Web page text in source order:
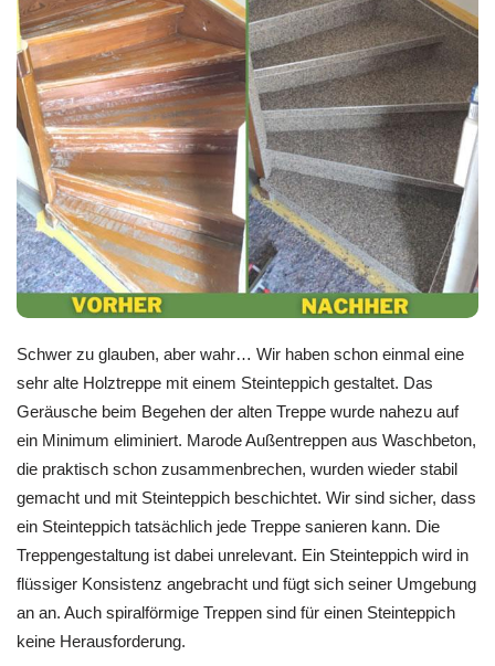
Schwer zu glauben, aber wahr… Wir haben schon einmal eine
sehr alte Holztreppe mit einem Steinteppich gestaltet. Das
Geräusche beim Begehen der alten Treppe wurde nahezu auf
ein Minimum eliminiert. Marode Außentreppen aus Waschbeton,
die praktisch schon zusammenbrechen, wurden wieder stabil
gemacht und mit Steinteppich beschichtet. Wir sind sicher, dass
ein Steinteppich tatsächlich jede Treppe sanieren kann. Die
Treppengestaltung ist dabei unrelevant. Ein Steinteppich wird in
flüssiger Konsistenz angebracht und fügt sich seiner Umgebung
an an. Auch spiralförmige Treppen sind für einen Steinteppich
keine Herausforderung.